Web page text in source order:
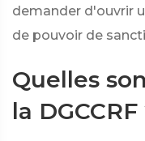
demander d'ouvrir
de pouvoir de
Quelles
la DGCCRF